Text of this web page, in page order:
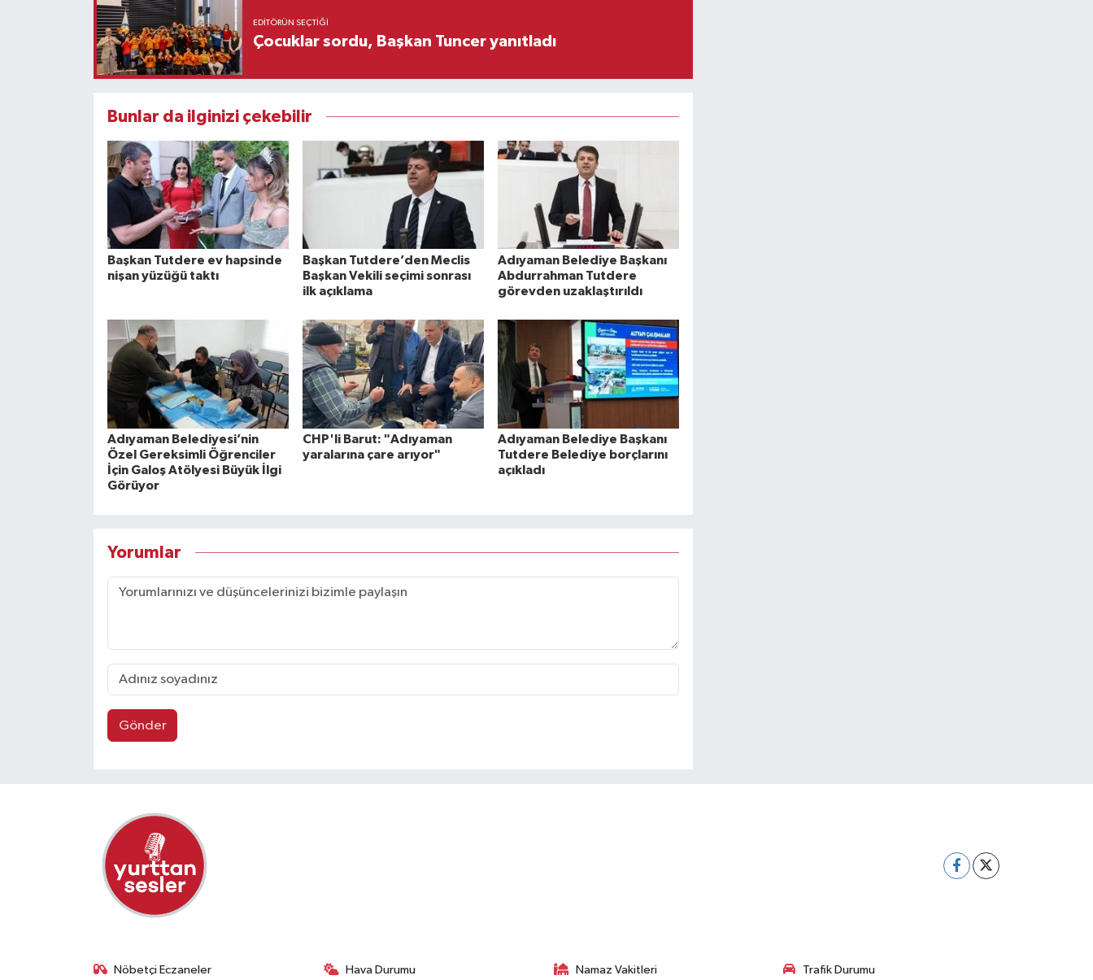
EDITÖRÜN SEÇTIĞI
Çocuklar sordu, Başkan Tuncer yanıtladı
Bunlar da ilginizi çekebilir
Başkan Tutdere ev hapsinde
nişan yüzüğü taktı
Başkan Tutdere’den Meclis
Başkan Vekili seçimi sonrası
ilk açıklama
Adıyaman Belediye Başkanı
Abdurrahman Tutdere
görevden uzaklaştırıldı
Adıyaman Belediyesi’nin
Özel Gereksimli Öğrenciler
İçin Galoş Atölyesi Büyük İlgi
Görüyor
CHP'li Barut: "Adıyaman
yaralarına çare arıyor"
Adıyaman Belediye Başkanı
Tutdere Belediye borçlarını
açıkladı
Yorumlar
Gönder
Nöbetçi Eczaneler Hava Durumu Namaz Vakitleri Trafik Durumu